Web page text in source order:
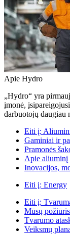
Apie Hydro
„Hydro“ yra
įmonė,
darbuotojų daugiau
Eiti į:
Gaminiai ir
Pramonės
Apie aliuminį
Inovacijos,
Eiti į: Energy
Eiti į:
Mūsų požiūris
Tvarumo
Veiksmų